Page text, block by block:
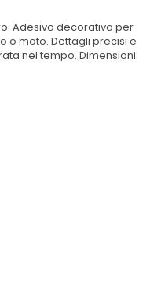
Adesivo decorativo per
o moto. Dettagli precisi e
nel tempo. Dimensioni: